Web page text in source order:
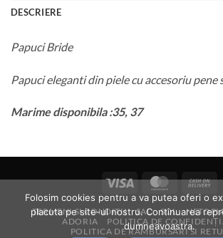
DESCRIERE
Papuci Bride
Papuci eleganti din piele cu accesoriu pene
Marime disponibila :35, 37
Visa
TERMENI SI CONDITII SAL SOL
ADORIA
POLITICA DE
POLITICA DE RAMBURSARI SI
Folosim cookies pentru a va putea oferi o
placuta pe site-ul nostru. Continuarea
dumneavoastra.